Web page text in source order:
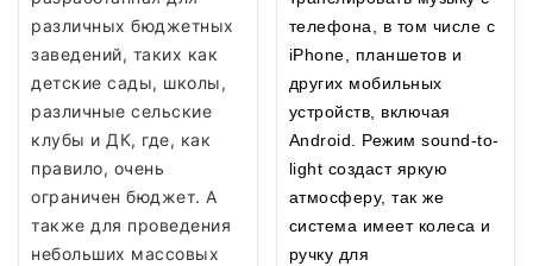
различных бюджетных
заведений, таких как
детские сады, школы,
различные сельские
клубы и ДК, где, как
правило, очень
ограничен бюджет. А
также для проведения
небольших массовых
телефона, в том числе с
iPhone, планшетов и
других мобильных
устройств, включая
Android. Режим sound-to-
light создаст яркую
атмосферу, так же
система имеет колеса и
ручку для